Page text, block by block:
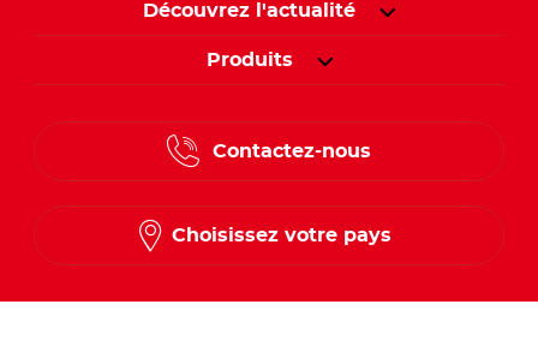
Découvrez l'actualité
Produits
Contactez-nous
Choisissez votre pays